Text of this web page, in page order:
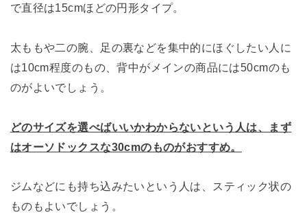
で直径は15cmほどの円形タイプ。
太ももや二の腕、足の裏などを集中的にほぐしたい人に
は10cm程度のもの、背中がメインの商品には50cmのも
のがよいでしょう。
どのサイズを選べばいいかわからないという人は、まず
はオーソドックスな30cmのものがおすすめ。
ジムなどにも持ち込みたいという人は、スティック状の
ものもよいでしょう。